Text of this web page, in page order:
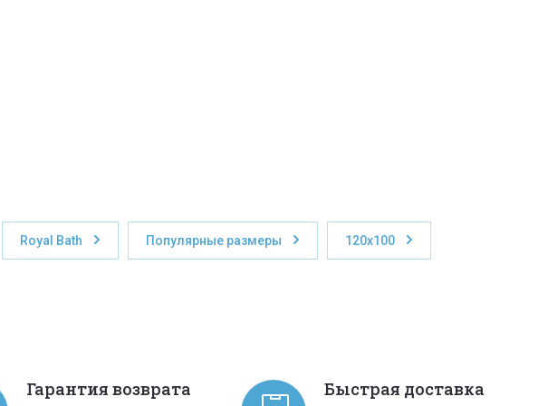
Royal Bath Популярные размеры 120x100
Гарантия возврата Быстрая доставка